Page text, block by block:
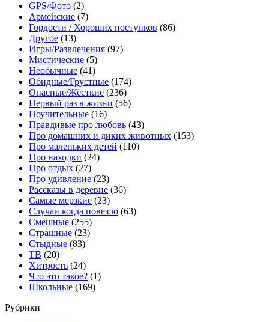
GPS/Фото (2)
Армейские (7)
Гордости / Хороших поступков (86)
Другое (13)
Игры/Развлечения (97)
Мистические (5)
Необычные (41)
Обидные/Грустные (174)
Опасные/Жёсткие (236)
Первый раз в жизни (56)
Поучительные (16)
Правдивые про любовь (43)
Про домашних и диких животных (153)
Про маленьких детей (110)
Про находки (24)
Про отдых (27)
Про удивление (23)
Рассказы в деревне (36)
Самые мерзкие (23)
Случаи когда повезло (63)
Смешные (255)
Страшные (23)
Стыдные (83)
ТВ (20)
Хитрость (24)
Что это такое? (1)
Школьные (169)
Рубрики